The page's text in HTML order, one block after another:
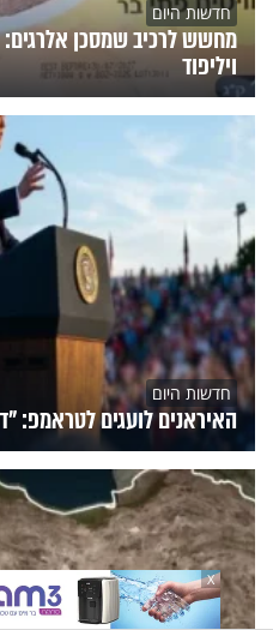
חדשות היום
מחשש לרכיב שמסכן
ויליפוד
חדשות היום
האיראנים לועגים לטראמפ:
X